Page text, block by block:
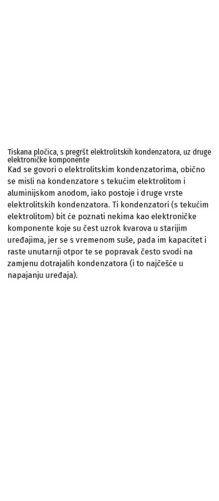
Tiskana pločica, s pregršt elektrolitskih kondenzatora, uz druge
elektroničke komponente
Kad se govori o elektrolitskim kondenzatorima, obično
se misli na kondenzatore s tekućim elektrolitom i
aluminijskom anodom, iako postoje i druge vrste
elektrolitskih kondenzatora. Ti kondenzatori (s tekućim
elektrolitom) bit će poznati nekima kao elektroničke
komponente koje su čest uzrok kvarova u starijim
uređajima, jer se s vremenom suše, pada im kapacitet i
raste unutarnji otpor te se popravak često svodi na
zamjenu dotrajalih kondenzatora (i to najčešće u
napajanju uređaja).